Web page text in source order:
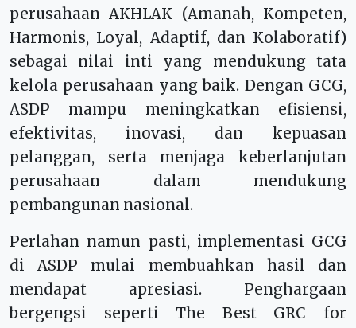
perusahaan AKHLAK (Amanah, Kompeten,
Harmonis, Loyal, Adaptif, dan Kolaboratif)
sebagai nilai inti yang mendukung tata
kelola perusahaan yang baik. Dengan GCG,
ASDP mampu meningkatkan efisiensi,
efektivitas, inovasi, dan kepuasan
pelanggan, serta menjaga keberlanjutan
perusahaan dalam mendukung
pembangunan nasional.
Perlahan namun pasti, implementasi GCG
di ASDP mulai membuahkan hasil dan
mendapat apresiasi. Penghargaan
bergengsi seperti The Best GRC for